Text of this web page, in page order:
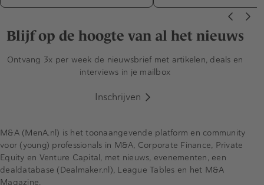
Blijf op de hoogte van al het nieuws
Ontvang 3x per week de nieuwsbrief met artikelen, deals en
interviews in je mailbox
Inschrijven
M&A (MenA.nl) is het toonaangevende platform en community
voor (young) professionals in M&A, Corporate Finance, Private
Equity en Venture Capital, met nieuws, evenementen, een
dealdatabase (Dealmaker.nl), League Tables en het M&A
Magazine.